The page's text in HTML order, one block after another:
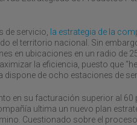
de servicio, la estrategia de la
el territorio nacional. Sin
en ubicaciones en un radio de
la eficiencia, puesto que
dispone de ocho estaciones de
en su facturación superior al
ultima un nuevo plan
Cuestionado sobre el